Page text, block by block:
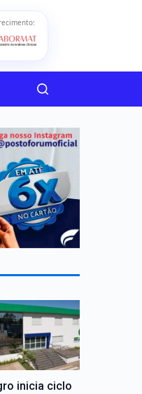
inicia ciclo